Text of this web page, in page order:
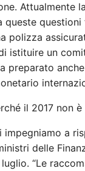
Attualmente
queste
polizza
istituire un
preparato
il 2017 non
impegniamo a
delle
“Le